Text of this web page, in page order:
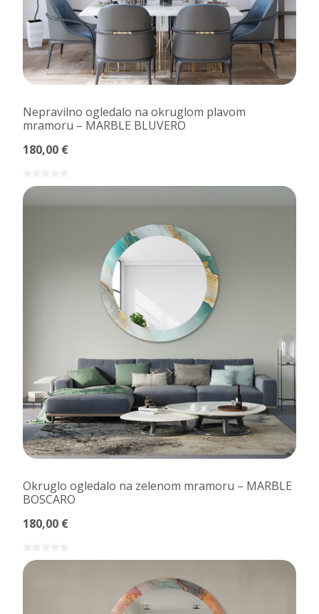
Nepravilno ogledalo na okruglom plavom
mramoru – MARBLE BLUVERO
180,00 €
Okruglo ogledalo na zelenom mramoru – MARBLE
BOSCARO
180,00 €